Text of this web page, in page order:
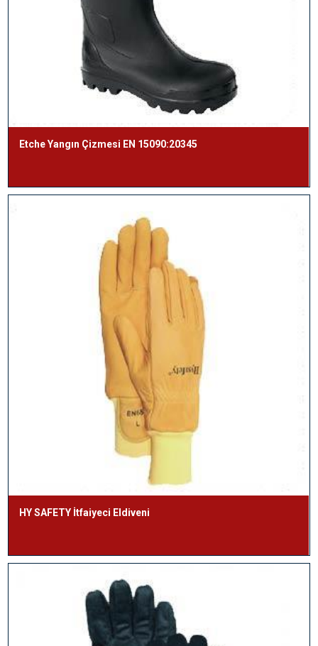
Etche Yangın Çizmesi EN 15090:20345
HY SAFETY İtfaiyeci Eldiveni